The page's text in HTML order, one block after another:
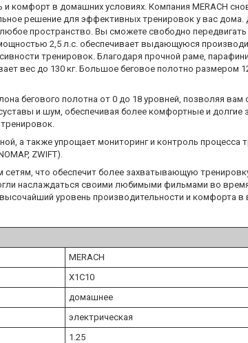
комфорт в домашних условиях. Компания MERACH
решение для эффективных тренировок у вас дома.
пространство. Вы сможете свободно
2,5 л.с. обеспечивает выдающуюся
тренировок. Благодаря прочной раме,
вес до 130 кг. Большое беговое полотно размером
бегового полотна от 0 до 18 уровней, позволяя
и шум, обеспечивая более комфортные и
а также упрощает мониторинг и контроль
ZWIFT).
что обеспечит более захватывающую
наслаждаться своими любимыми фильмами во время
уровень производительности и комфорта в
MERACH
X1C10
домашнее
электрическая
1.25